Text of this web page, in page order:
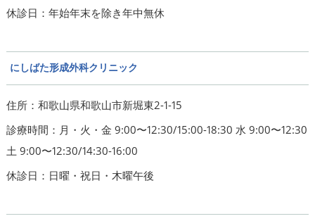
休診日：年始年末を除き年中無休
にしばた形成外科クリニック
住所：和歌山県和歌山市新堀東2-1-15
診療時間：月・火・金 9:00〜12:30/15:00-18:30 水 9:00〜12:30
土 9:00〜12:30/14:30-16:00
休診日：日曜・祝日・木曜午後